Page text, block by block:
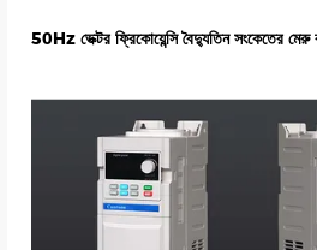
50Hz ভেক্টর ফ্রিকোয়েন্সি বৈদ্যুতিন সংকেতের